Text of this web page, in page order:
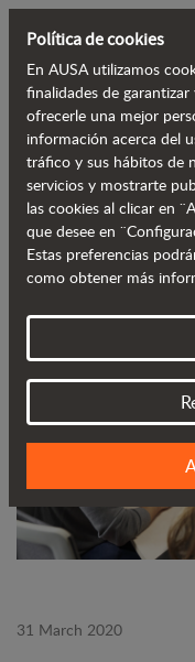
Innovación
31 March 2020
Política de cookies
En AUSA utilizamos
finalidades de
ofrecerle una mejor
información acerca del
tráfico y sus hábitos de
servicios y mostrarte
las cookies al clicar en
que desee en
Estas preferencias
como obtener más